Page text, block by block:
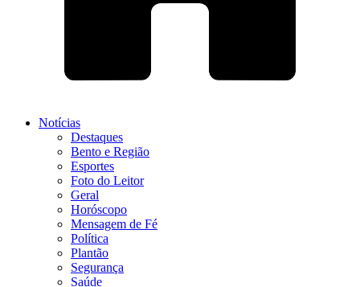
Notícias
Destaques
Bento e Região
Esportes
Foto do Leitor
Geral
Horóscopo
Mensagem de Fé
Política
Plantão
Segurança
Saúde